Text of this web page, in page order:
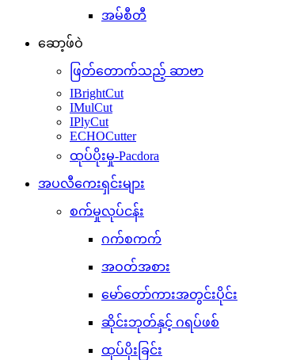
အမ်စီတီ
ဆော့ဖ်ဝဲ
ဖြတ်တောက်သည့် ဆာဗာ
IBrightCut
IMulCut
IPlyCut
ECHOCutter
ထုပ်ပိုးမှု-Pacdora
အပလီကေးရှင်းများ
စက်မှုလုပ်ငန်း
ဂက်စကက်
အဝတ်အစား
မော်တော်ကားအတွင်းပိုင်း
ဆိုင်းဘုတ်နှင့် ဂရပ်ဖစ်
ထုပ်ပိုးခြင်း